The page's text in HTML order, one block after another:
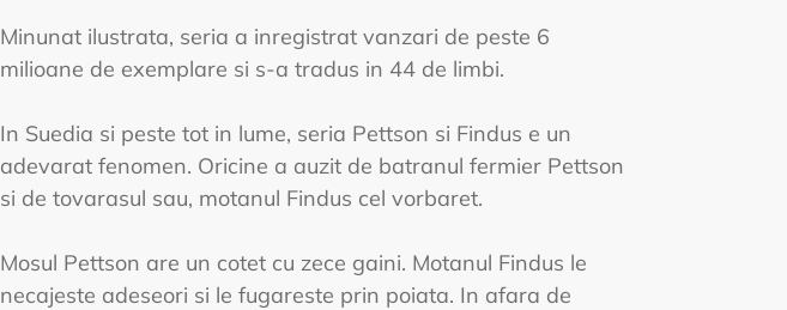
your
cart
Minunat ilustrata, seria a inregistrat vanzari de peste 6
milioane de exemplare si s-a tradus in 44 de limbi.
In Suedia si peste tot in lume, seria Pettson si Findus e un
adevarat fenomen. Oricine a auzit de batranul fermier Pettson
si de tovarasul sau, motanul Findus cel vorbaret.
Mosul Pettson are un cotet cu zece gaini. Motanul Findus le
necajeste adeseori si le fugareste prin poiata. In afara de